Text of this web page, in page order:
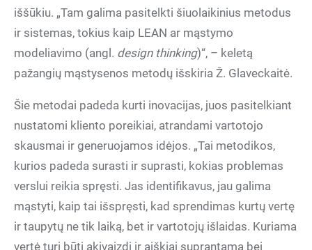
iššūkiu. „Tam galima pasitelkti šiuolaikinius metodus
ir sistemas, tokius kaip LEAN ar mąstymo
modeliavimo (angl. design thinking)“, – keletą
pažangių mąstysenos metodų išskiria Ž. Glaveckaitė.
Šie metodai padeda kurti inovacijas, juos pasitelkiant
nustatomi kliento poreikiai, atrandami vartotojo
skausmai ir generuojamos idėjos. „Tai metodikos,
kurios padeda surasti ir suprasti, kokias problemas
verslui reikia spręsti. Jas identifikavus, jau galima
mąstyti, kaip tai išspręsti, kad sprendimas kurtų vertę
ir taupytų ne tik laiką, bet ir vartotojų išlaidas. Kuriama
vertė turi būti akivaizdi ir aiškiai suprantama bei